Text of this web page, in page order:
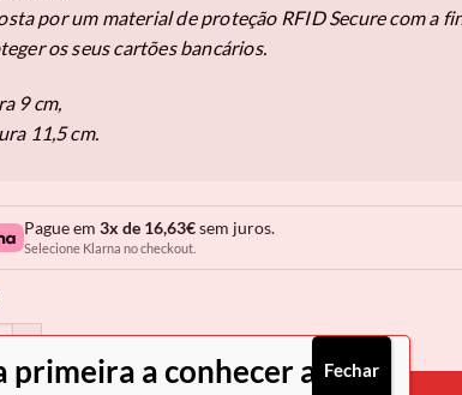
por um material de proteção RFID Secure com a
os seus cartões bancários.
9 cm,
11,5 cm.
Pague em 3x de 16,63€sem juros.
Selecione Klarna no checkout.
de Carteira Cavalinho Gentleman
primeira a conhecer asFechar